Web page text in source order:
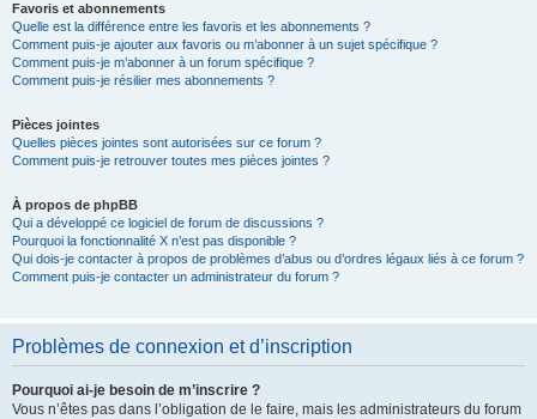
Favoris et abonnements
Quelle est la différence entre les favoris et les abonnements ?
Comment puis-je ajouter aux favoris ou m’abonner à un sujet spécifique ?
Comment puis-je m’abonner à un forum spécifique ?
Comment puis-je résilier mes abonnements ?
Pièces jointes
Quelles pièces jointes sont autorisées sur ce forum ?
Comment puis-je retrouver toutes mes pièces jointes ?
À propos de phpBB
Qui a développé ce logiciel de forum de discussions ?
Pourquoi la fonctionnalité X n’est pas disponible ?
Qui dois-je contacter à propos de problèmes d’abus ou d’ordres légaux liés à ce forum ?
Comment puis-je contacter un administrateur du forum ?
Problèmes de connexion et d’inscription
Pourquoi ai-je besoin de m’inscrire ?
Vous n’êtes pas dans l’obligation de le faire, mais les administrateurs du forum